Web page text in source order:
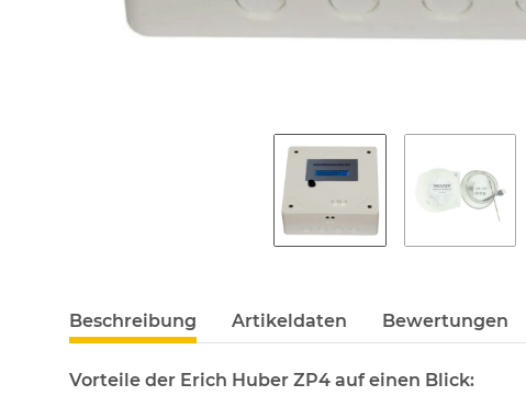
Beschreibung Artikeldaten Bewertungen
Vorteile der Erich Huber ZP4 auf einen Blick: